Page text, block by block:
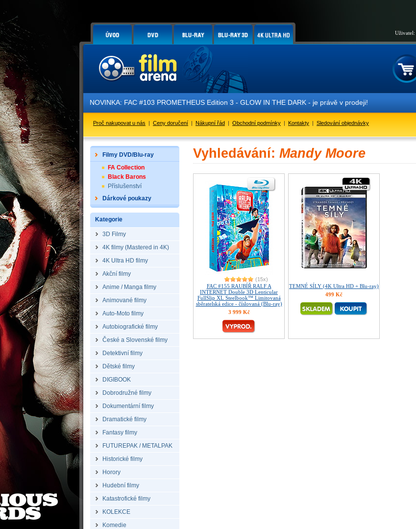
Uživatel:
NOVINKA: FAC #103 PROMETHEUS Edition 3 - GLOW IN THE DARK - je právě v prodeji!
Proč nakupovat u nás | Ceny doručení | Nákupní řád | Obchodní podmínky | Kontakty | Sledování objednávky
Filmy DVD/Blu-ray
FA Collection
Black Barons
Příslušenství
Dárkové poukazy
Kategorie
3D Filmy
4K filmy (Mastered in 4K)
4K Ultra HD filmy
Akční filmy
Anime / Manga filmy
Animované filmy
Auto-Moto filmy
Autobiografické filmy
České a Slovenské filmy
Detektivní filmy
Dětské filmy
DIGIBOOK
Dobrodružné filmy
Dokumentární filmy
Dramatické filmy
Fantasy filmy
FUTUREPAK / METALPAK
Historické filmy
Horory
Hudební filmy
Katastrofické filmy
KOLEKCE
Komedie
Vyhledávání: Mandy Moore
(15x)
FAC #155 RAUBÍŘ RALF A
INTERNET Double 3D Lenticular
FullSlip XL Steelbook™ Limitovaná
sběratelská edice - číslovaná (Blu-ray)
3 999 Kč
TEMNÉ SÍLY (4K Ultra HD + Blu-ray)
499 Kč